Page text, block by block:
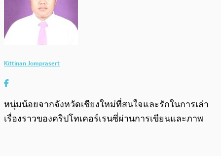
Kittinan Jomprasert
หนุ่มน้อยจากจังหวัดเชียงใหม่ที่สนใจและรักในการเล่า
เรื่องราวของคริปโทเคอร์เรนซี่ผ่านการเขียนและภาพ